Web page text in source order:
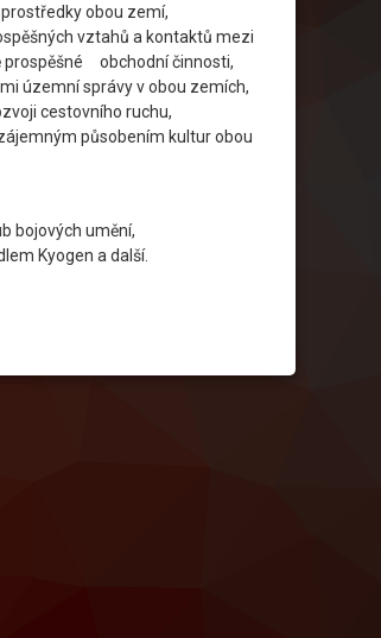
obou zemí,
vztahů a kontaktů mezi
prospěšné obchodní činnosti,
územní správy v obou zemích,
cestovního ruchu,
působením kultur obou
bojových umění,
Kyogen a další.